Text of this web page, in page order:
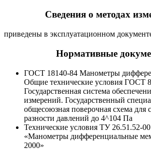
Сведения о методах
приведены в эксплуатационном
Нормативные
ГОСТ 18140-84 Манометры
Общие технические условия ГОСТ
Государственная система
измерений. Государственный
общесоюзная поверочная схема для
разности давлений до 4^104 Па
Технические условия ТУ 26.51.52-
«Манометры дифференциальные
2000»